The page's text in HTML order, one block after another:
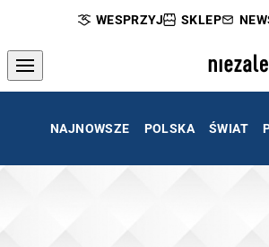
WESPRZYJ SKLEP
NAJNOWSZE POLSKA ŚWIAT